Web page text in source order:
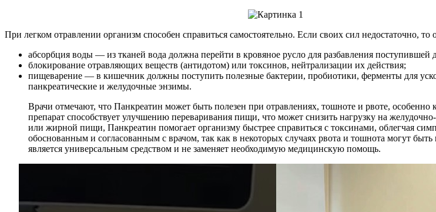
При легком отравлении организм способен справиться самостоятельно. Если своих сил недостаточно,
абсорбция воды — из тканей вода должна перейти в кровяное русло для разбавления поступившей
блокирование отравляющих веществ (антидотом) или токсинов, нейтрализации их действия;
пищеварение — в кишечник должны поступить полезные бактерии, пробиотики, ферменты для
панкреатические и желудочные энзимы.
Врачи отмечают, что Панкреатин может быть полезен при отравлениях, тошноте и рвоте,
препарат способствует улучшению переваривания пищи, что может снизить нагрузку на
или жирной пищи, Панкреатин помогает организму быстрее справиться с токсинами, облегчая
обоснованным и согласованным с врачом, так как в некоторых случаях рвота и тошнота могут
является универсальным средством и не заменяет необходимую медицинскую помощь.